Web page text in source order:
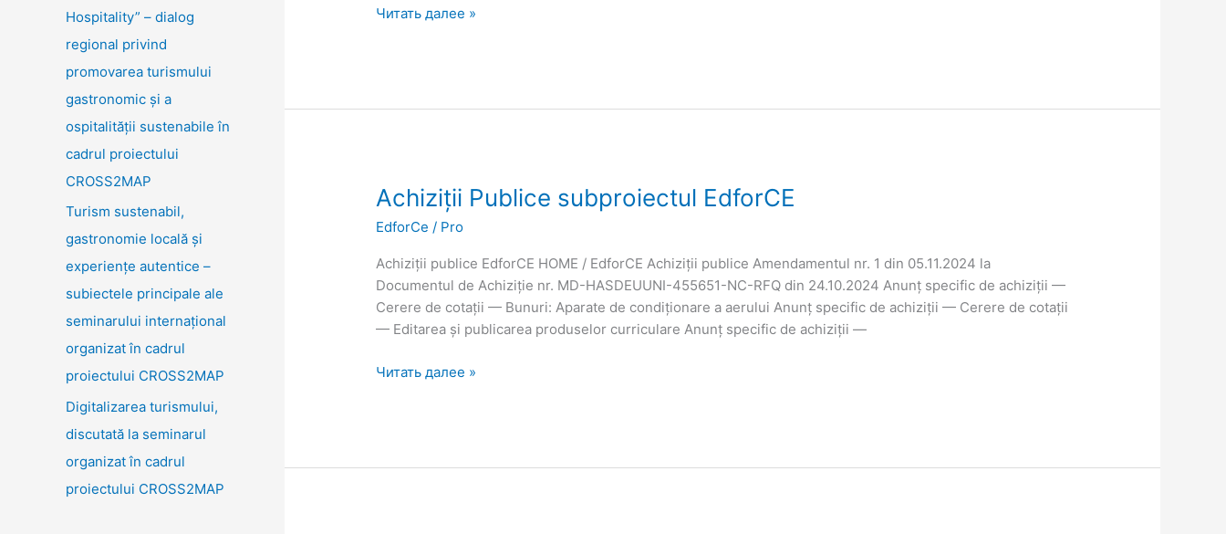
Hospitality” – dialog
regional privind
promovarea turismului
gastronomic și a
ospitalității sustenabile în
cadrul proiectului
CROSS2MAP
Turism sustenabil,
gastronomie locală și
experiențe autentice –
subiectele principale ale
seminarului internațional
organizat în cadrul
proiectului CROSS2MAP
Digitalizarea turismului,
discutată la seminarul
organizat în cadrul
proiectului CROSS2MAP
Читать далее »
Achiziții Publice subproiectul EdforCE
EdforCe / Pro
Achiziții publice EdforCE HOME / EdforCE Achiziții publice Amendamentul nr. 1 din 05.11.2024 la
Documentul de Achiziție nr. MD-HASDEUUNI-455651-NC-RFQ din 24.10.2024 Anunț specific de achiziții —
Cerere de cotații — Bunuri: Aparate de condiționare a aerului Anunț specific de achiziții — Cerere de cotații
— Editarea și publicarea produselor curriculare Anunț specific de achiziții —
Achiziții
subproiectul
EdforCE
Читать далее »